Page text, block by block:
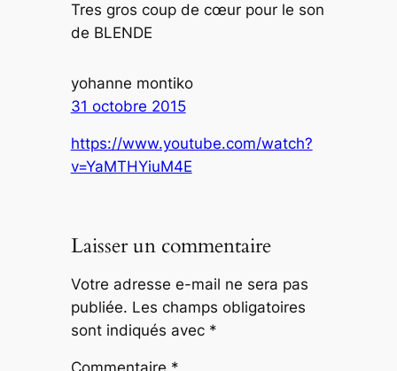
Tres gros coup de cœur pour le son
de BLENDE
yohanne montiko
31 octobre 2015
https://www.youtube.com/watch?
v=YaMTHYiuM4E
Laisser un commentaire
Votre adresse e-mail ne sera pas
publiée. Les champs obligatoires
sont indiqués avec *